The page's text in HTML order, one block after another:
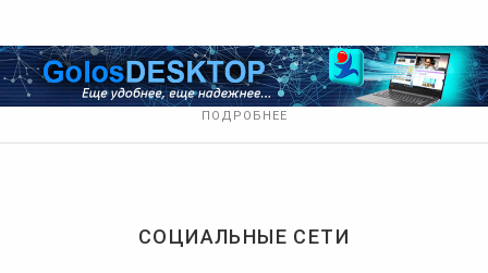
ПОДРОБНЕЕ
СОЦИАЛЬНЫЕ СЕТИ